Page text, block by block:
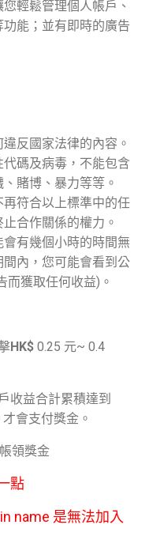
輕鬆管理個人帳戶、
能；並有即時的廣告
反國家法律的內容。
碼及病毒，不能包含
賭博、暴力等等。
符合以上標準中的任
合作關係的權力。
有幾個小時的時間無
內，您可能會看到公
而獲取任何收益)。
HK$ 0.25 元~ 0.4
收益合計累積達到
才會支付獎金。
領獎金
點
name 是無法加入